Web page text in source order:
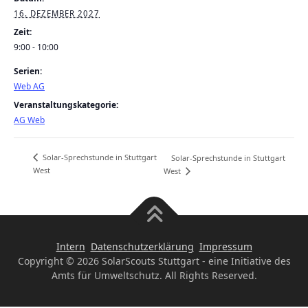
16. DEZEMBER 2027
Zeit:
9:00 - 10:00
Serien:
Web AG
Veranstaltungskategorie:
AG Web
Solar-Sprechstunde in Stuttgart
West
Solar-Sprechstunde in Stuttgart
West
Intern Datenschutzerklärung Impressum
Copyright © 2026 SolarScouts Stuttgart - eine Initiative des
Amts für Umweltschutz. All Rights Reserved.